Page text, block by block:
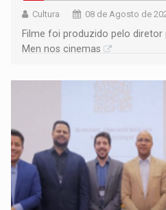
Cultura 08 de Agosto de
Filme foi produzido pelo diretor
Men nos cinemas